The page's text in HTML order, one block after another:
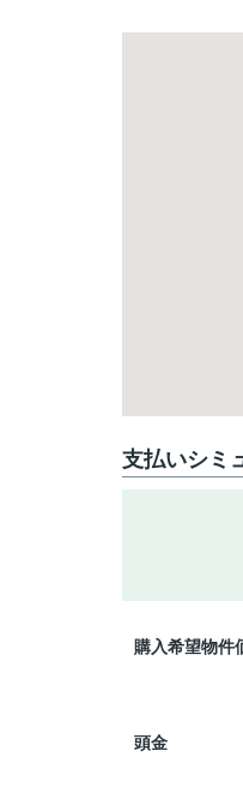
支払いシミ
購入希望物件
頭金